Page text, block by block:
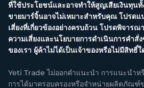
ที่ใช้ประโยชน์และอาจทำให้สูญเสียเงินทุน
ขายมาร์จิ้นอาจไม่เหมาะสำหรับคุณ โปรดแ
เสี่ยงที่เกี่ยวข้องอย่างครบถ้วน โปรดพิจาร
ความเสี่ยงและนโยบายการดำเนินการคำสั่
ของเรา ผู้ค้าไม่ได้เป็นเจ้าของหรือไม่มีสิทธิ์
Yeti Trade ไม่ออกคำแนะนำ การแนะนำห
การได้มาครอบครองหรือจำหน่ายผลิตภัณฑ์ข